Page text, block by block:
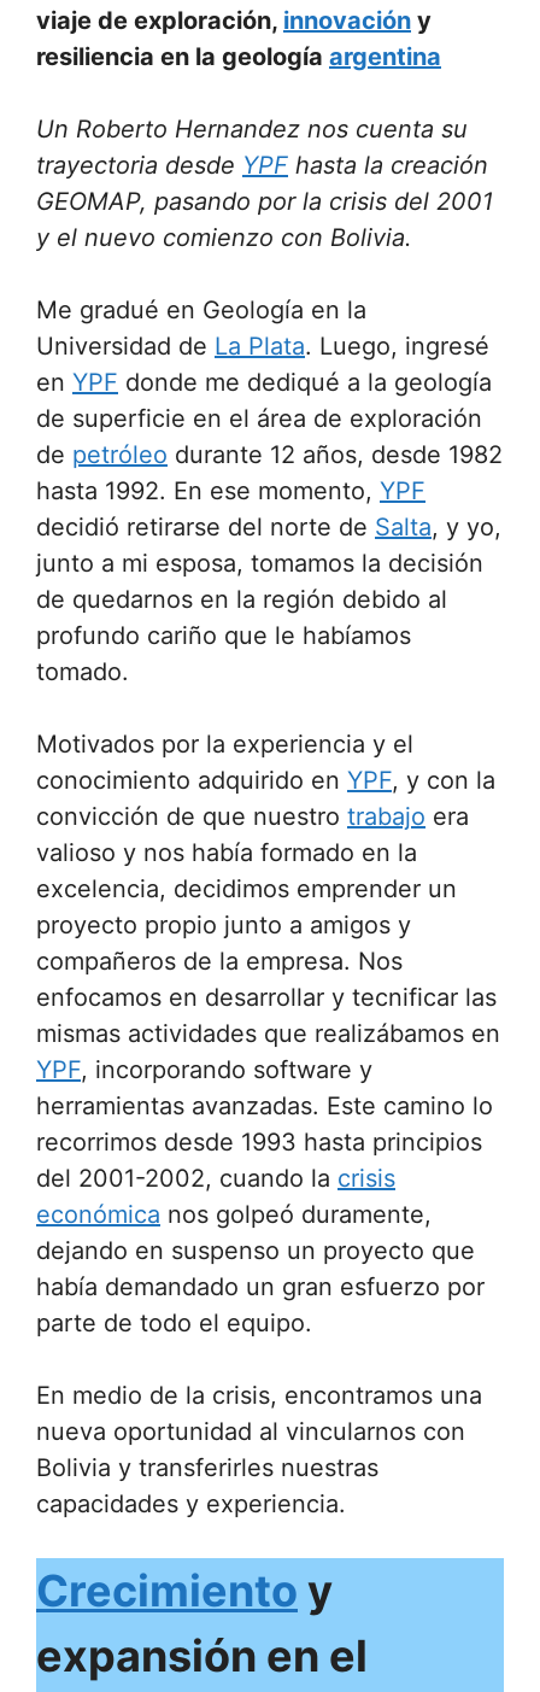
viaje de exploración, innovación y
resiliencia en la geología argentina
Un Roberto Hernandez nos cuenta su
trayectoria desde YPF hasta la creación
GEOMAP, pasando por la crisis del 2001
y el nuevo comienzo con Bolivia.
Me gradué en Geología en la
Universidad de La Plata. Luego, ingresé
en YPF donde me dediqué a la geología
de superficie en el área de exploración
de petróleo durante 12 años, desde 1982
hasta 1992. En ese momento, YPF
decidió retirarse del norte de Salta, y yo,
junto a mi esposa, tomamos la decisión
de quedarnos en la región debido al
profundo cariño que le habíamos
tomado.
Motivados por la experiencia y el
conocimiento adquirido en YPF, y con la
convicción de que nuestro trabajo era
valioso y nos había formado en la
excelencia, decidimos emprender un
proyecto propio junto a amigos y
compañeros de la empresa. Nos
enfocamos en desarrollar y tecnificar las
mismas actividades que realizábamos en
YPF, incorporando software y
herramientas avanzadas. Este camino lo
recorrimos desde 1993 hasta principios
del 2001-2002, cuando la crisis
económica nos golpeó duramente,
dejando en suspenso un proyecto que
había demandado un gran esfuerzo por
parte de todo el equipo.
En medio de la crisis, encontramos una
nueva oportunidad al vincularnos con
Bolivia y transferirles nuestras
capacidades y experiencia.
Crecimiento y
expansión en el